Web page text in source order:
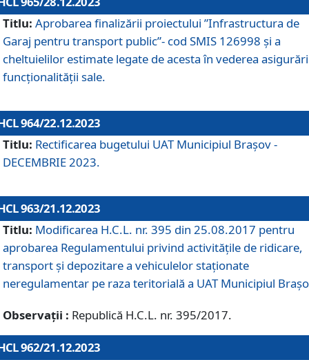
Titlu: Aprobarea finalizării proiectului ”Infrastructura de
Garaj pentru transport public”- cod SMIS 126998 și a
cheltuielilor estimate legate de acesta în vederea
funcționalității sale.
964/22.12.2023
Titlu: Rectificarea bugetului UAT Municipiul Braşov -
DECEMBRIE 2023.
963/21.12.2023
Titlu: Modificarea H.C.L. nr. 395 din 25.08.2017 pentru
aprobarea Regulamentului privind activitățile de ridicare,
transport şi depozitare a vehiculelor staționate
neregulamentar pe raza teritorială a UAT Municipiul
Observații : Republică H.C.L. nr. 395/2017.
962/21.12.2023